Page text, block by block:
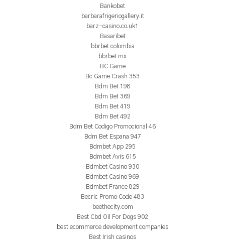
Bankobet
barbarafrigeriogallery.it
barz-casino.co.uk1
Basaribet
bbrbet colombia
bbrbet mx
BC Game
Bc Game Crash 353
Bdm Bet 198
Bdm Bet 369
Bdm Bet 419
Bdm Bet 492
Bdm Bet Codigo Promocional 46
Bdm Bet Espana 947
Bdmbet App 295
Bdmbet Avis 615
Bdmbet Casino 930
Bdmbet Casino 969
Bdmbet France 829
Becric Promo Code 483
beethecity.com
Best Cbd Oil For Dogs 902
best ecommerce development companies
Best Irish casinos